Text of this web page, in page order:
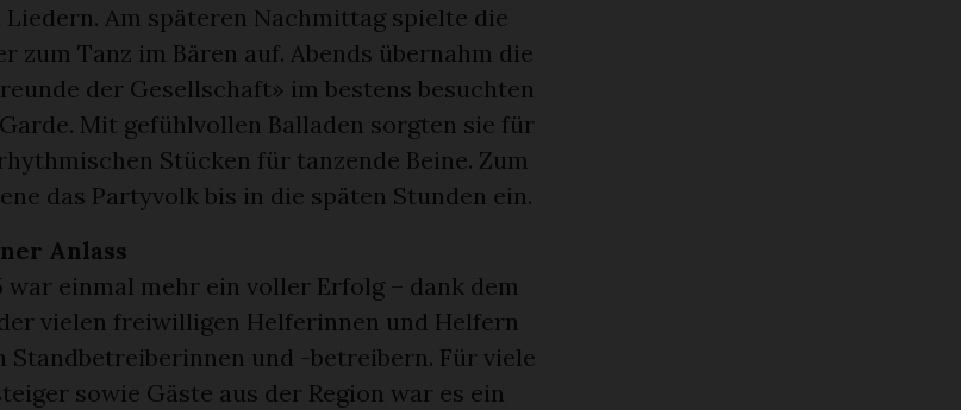
Am späteren Nachmittag spielte die
zum Tanz im Bären auf. Abends übernahm die
der Gesellschaft» im bestens besuchten
Mit gefühlvollen Balladen sorgten sie für
Stücken für tanzende Beine. Zum
das Partyvolk bis in die späten Stunden ein.
Anlass
war einmal mehr ein voller Erfolg – dank dem
vielen freiwilligen Helferinnen und Helfern
Standbetreiberinnen und -betreibern. Für viele
sowie Gäste aus der Region war es ein